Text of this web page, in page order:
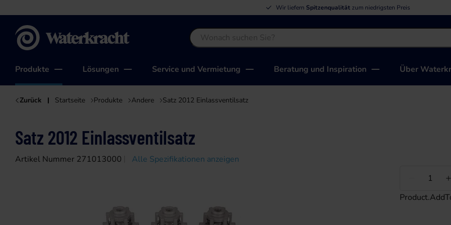
Wir liefern Spitzenqualität zum niedrigsten Preis
Produkte Lösungen Service und Vermietung Beratung und Inspiration Über
Zurück Startseite Produkte Andere Satz 2012 Einlassventilsatz
Satz 2012 Einlassventilsatz
Artikel Nummer 271013000 Alle Spezifikationen anzeigen
Weniger